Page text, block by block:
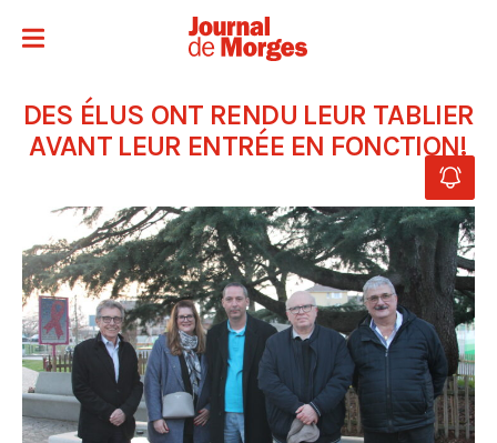
DES ÉLUS ONT RENDU LEUR TABLIER
AVANT LEUR ENTRÉE EN FONCTION!